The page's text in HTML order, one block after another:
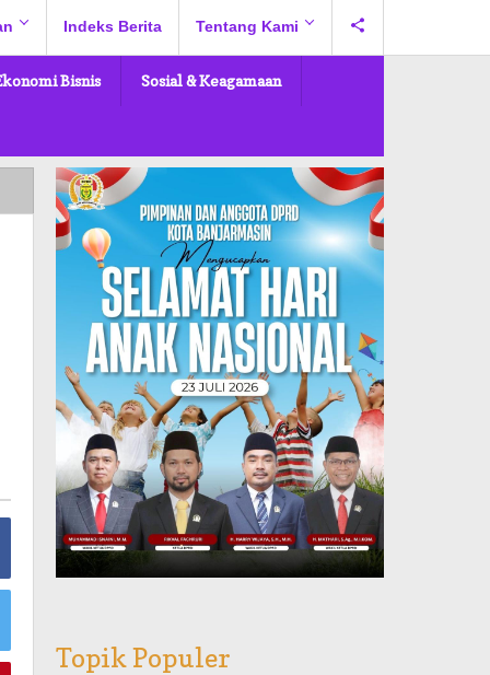
Indeks Berita Tentang Kami
Bisnis Sosial & Keagamaan
Topik Populer